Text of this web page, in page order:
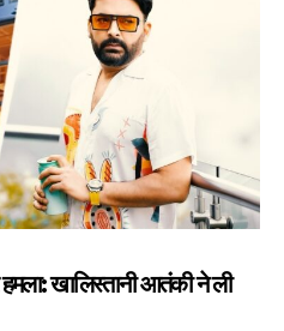
खालिस्तानी आतंकी ने ली